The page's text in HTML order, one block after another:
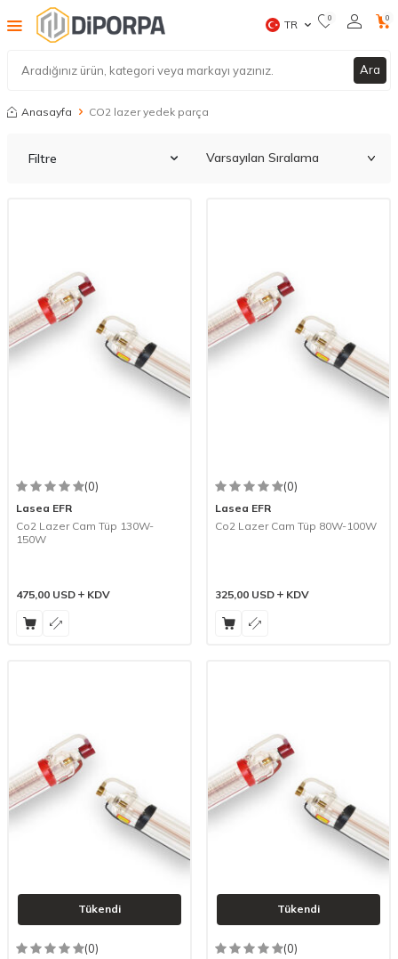
Ara
TR 0 0
Anasayfa CO2 lazer yedek parça
Filtre
(0)
Lasea EFR
Co2 Lazer Cam Tüp 130W-
150W
475,00 USD KDV
(0)
Lasea EFR
Co2 Lazer Cam Tüp 80W-100W
325,00 USD KDV
Tükendi
(0)
Tükendi
(0)